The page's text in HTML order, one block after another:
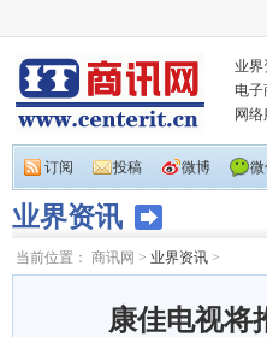
业界
电子
网络
订阅 投稿 微博
业界资讯
当前位置： 商讯网 > 业界资讯 >
康佳电视将